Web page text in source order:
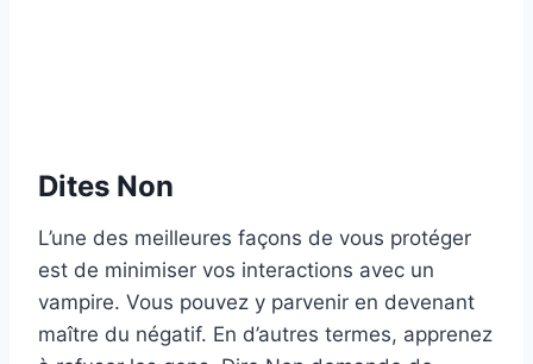
Dites Non
L’une des meilleures façons de vous protéger
est de minimiser vos interactions avec un
vampire. Vous pouvez y parvenir en devenant
maître du négatif. En d’autres termes, apprenez